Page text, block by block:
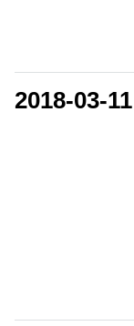
2018-03-11